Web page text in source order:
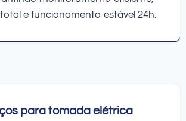
e funcionamento estável 24h.
para tomada elétrica